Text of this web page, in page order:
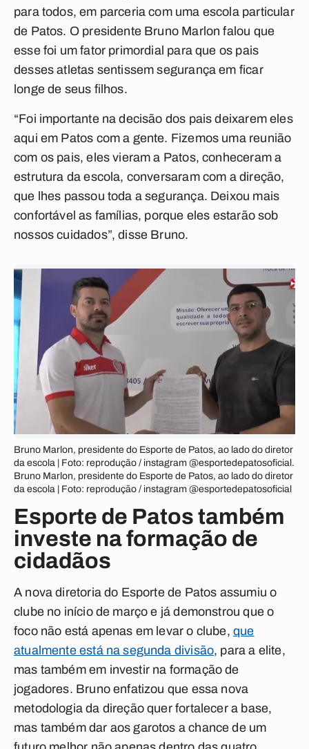
para todos, em parceria com uma escola particular
de Patos. O presidente Bruno Marlon falou que
esse foi um fator primordial para que os pais
desses atletas sentissem segurança em ficar
longe de seus filhos.
“Foi importante na decisão dos pais deixarem eles
aqui em Patos com a gente. Fizemos uma reunião
com os pais, eles vieram a Patos, conheceram a
estrutura da escola, conversaram com a direção,
que lhes passou toda a segurança. Deixou mais
confortável as famílias, porque eles estarão sob
nossos cuidados”, disse Bruno.
Bruno Marlon, presidente do Esporte de Patos, ao lado do diretor
da escola | Foto: reprodução / instagram @esportedepatosoficial.
Bruno Marlon, presidente do Esporte de Patos, ao lado do diretor
da escola | Foto: reprodução / instagram @esportedepatosoficial
Esporte de Patos também
investe na formação de
cidadãos
A nova diretoria do Esporte de Patos assumiu o
clube no início de março e já demonstrou que o
foco não está apenas em levar o clube,que
atualmente está na segunda divisão, para a elite,
mas também em investir na formação de
jogadores. Bruno enfatizou que essa nova
metodologia da direção quer fortalecer a base,
mas também dar aos garotos a chance de um